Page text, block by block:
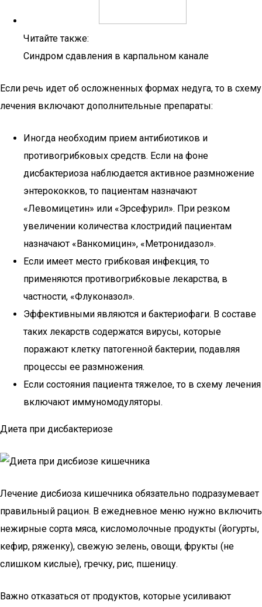
Читайте также:
Синдром сдавления в карпальном канале
Если речь идет об осложненных формах недуга, то в схему
лечения включают дополнительные препараты:
Иногда необходим прием антибиотиков и
противогрибковых средств. Если на фоне
дисбактериоза наблюдается активное размножение
энтерококков, то пациентам назначают
«Левомицетин» или «Эрсефурил». При резком
увеличении количества клостридий пациентам
назначают «Ванкомицин», «Метронидазол».
Если имеет место грибковая инфекция, то
применяются противогрибковые лекарства, в
частности, «Флуконазол».
Эффективными являются и бактериофаги. В составе
таких лекарств содержатся вирусы, которые
поражают клетку патогенной бактерии, подавляя
процессы ее размножения.
Если состояния пациента тяжелое, то в схему лечения
включают иммуномодуляторы.
Диета при дисбактериозе
Лечение дисбиоза кишечника обязательно подразумевает
правильный рацион. В ежедневное меню нужно включить
нежирные сорта мяса, кисломолочные продукты (йогурты,
кефир, ряженку), свежую зелень, овощи, фрукты (не
слишком кислые), гречку, рис, пшеницу.
Важно отказаться от продуктов, которые усиливают